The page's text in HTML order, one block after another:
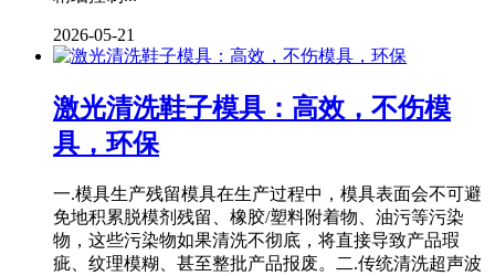
2026-05-21
激光清洗鞋子模具：高效，不伤模
具，环保
一.模具生产残留模具在生产过程中，模具表面会不可避
免地积累脱模剂残留、橡胶/塑料附着物、油污等污染
物，这些污染物如果清洗不彻底，将直接导致产品瑕
疵、纹理模糊、甚至整批产品报废。二.传统清洗超声波